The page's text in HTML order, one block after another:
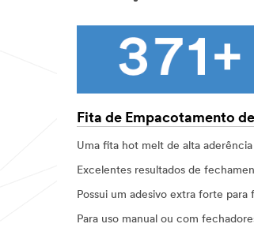
Fita de Empacotamento
Uma fita hot melt de alta
Excelentes resultados de
Possui um adesivo extra forte
Para uso manual ou com